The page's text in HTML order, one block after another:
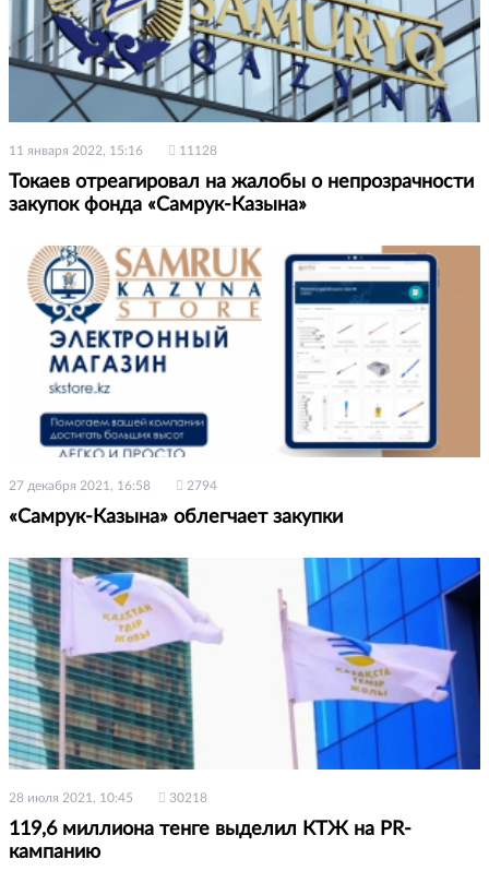
11 января 2022, 15:16 11128
Токаев отреагировал на жалобы о непрозрачности
закупок фонда «Самрук-Казына»
27 декабря 2021, 16:58 2794
«Самрук-Казына» облегчает закупки
28 июля 2021, 10:45 30218
119,6 миллиона тенге выделил КТЖ на PR-
кампанию